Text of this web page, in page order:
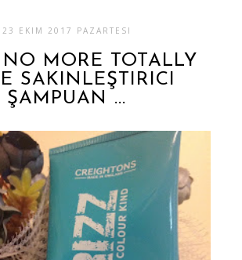
23 EKIM 2017 PAZARTESI
MORE TOTALLY
SAKINLEŞTIRICI
ŞAMPUAN ...